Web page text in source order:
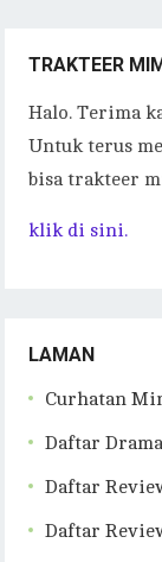
TRAKTEER
Halo. Terima
Untuk terus
bisa trakteer
klik di sini.
LAMAN
Curhatan
Daftar
Daftar
Daftar